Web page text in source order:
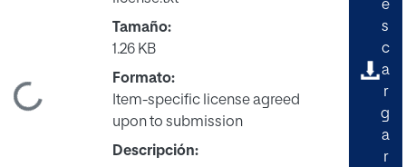
Tamaño:
1.26 KB
Formato:
Item-specific license agreed
upon to submission
Descripción:
e
s
c
a
r
g
a
r